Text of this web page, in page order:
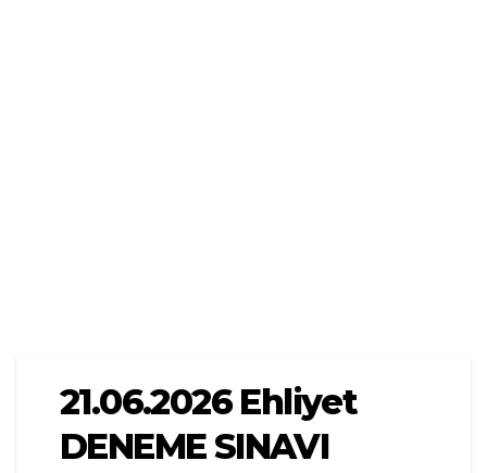
21.06.2026 Ehliyet
DENEME SINAVI